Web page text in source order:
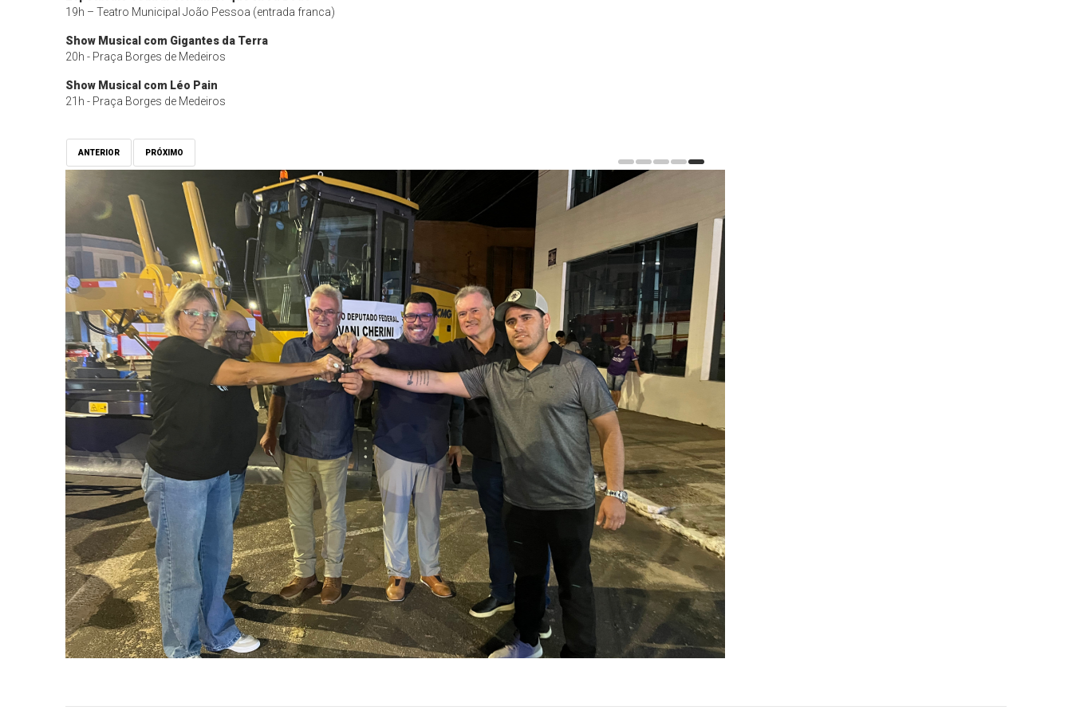
19h – Teatro Municipal João Pessoa (entrada franca)
Show Musical com Gigantes da Terra
20h - Praça Borges de Medeiros
Show Musical com Léo Pain
21h - Praça Borges de Medeiros
ANTERIOR PRÓXIMO